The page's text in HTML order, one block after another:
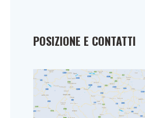
POSIZIONE E CONTATTI